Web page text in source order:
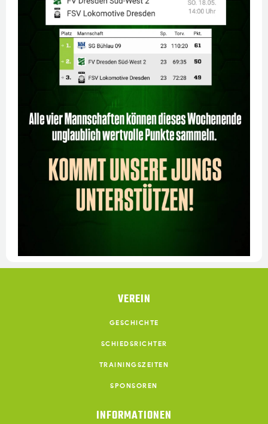
VEREIN
GESCHICHTE
SCHIEDSRICHTER
TRAININGSZEITEN
SPONSOREN
INFORMATIONEN